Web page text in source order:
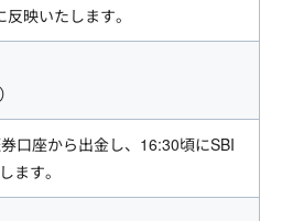
映いたします。
口座から出金し、16:30頃にSBI
ます。